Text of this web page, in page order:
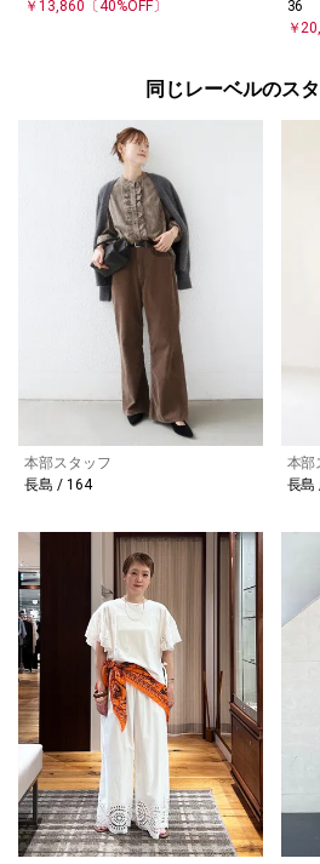
￥13,860 〔40%OFF〕
36
￥
同じレーベルのス
本部スタッフ
長島 / 164
本部
長